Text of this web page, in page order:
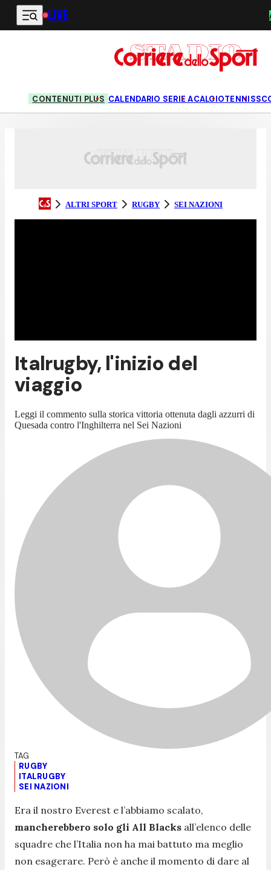
Vai al contenuto principale
LIVE
CONTENUTI PLUS CALENDARIO SERIE ACALCIOTENNIS
ALTRI SPORT RUGBY SEI NAZIONI
Italrugby, l'inizio del
viaggio
Leggi il commento sulla storica vittoria ottenuta dagli azzurri di
Quesada contro l'Inghilterra nel Sei Nazioni
RUGBY
ITALRUGBY
SEI NAZIONI
Era il nostro Everest e l’abbiamo scalato,
mancherebbero solo gli All Blacks all’elenco delle
squadre che l’Italia non ha mai battuto ma meglio
non esagerare. Però è anche il momento di dare al